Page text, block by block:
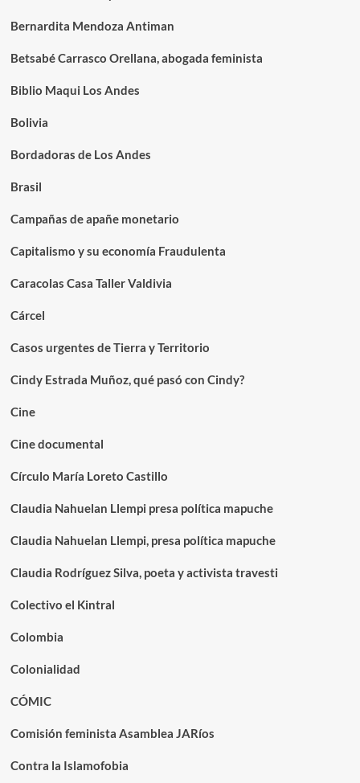
Bernardita Mendoza Antiman
Betsabé Carrasco Orellana, abogada feminista
Biblio Maqui Los Andes
Bolivia
Bordadoras de Los Andes
Brasil
Campañas de apañe monetario
Capitalismo y su economía Fraudulenta
Caracolas Casa Taller Valdivia
Cárcel
Casos urgentes de Tierra y Territorio
Cindy Estrada Muñoz, qué pasó con Cindy?
Cine
Cine documental
Círculo María Loreto Castillo
Claudia Nahuelan Llempi presa política mapuche
Claudia Nahuelan Llempi, presa política mapuche
Claudia Rodríguez Silva, poeta y activista travesti
Colectivo el Kintral
Colombia
Colonialidad
CÓMIC
Comisión feminista Asamblea JARíos
Contra la Islamofobia